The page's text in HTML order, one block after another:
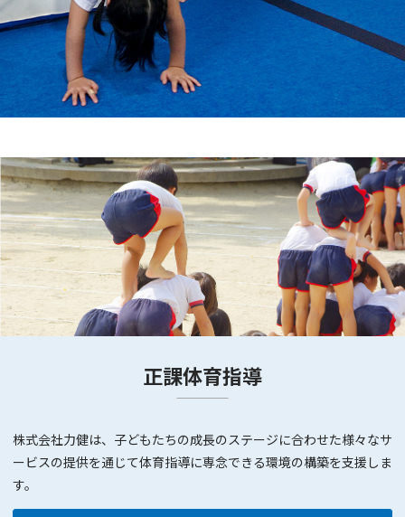
正課体育指導
株式会社力健は、子どもたちの成長のステージに合わせた様々なサ
ービスの提供を通じて体育指導に専念できる環境の構築を支援しま
す。